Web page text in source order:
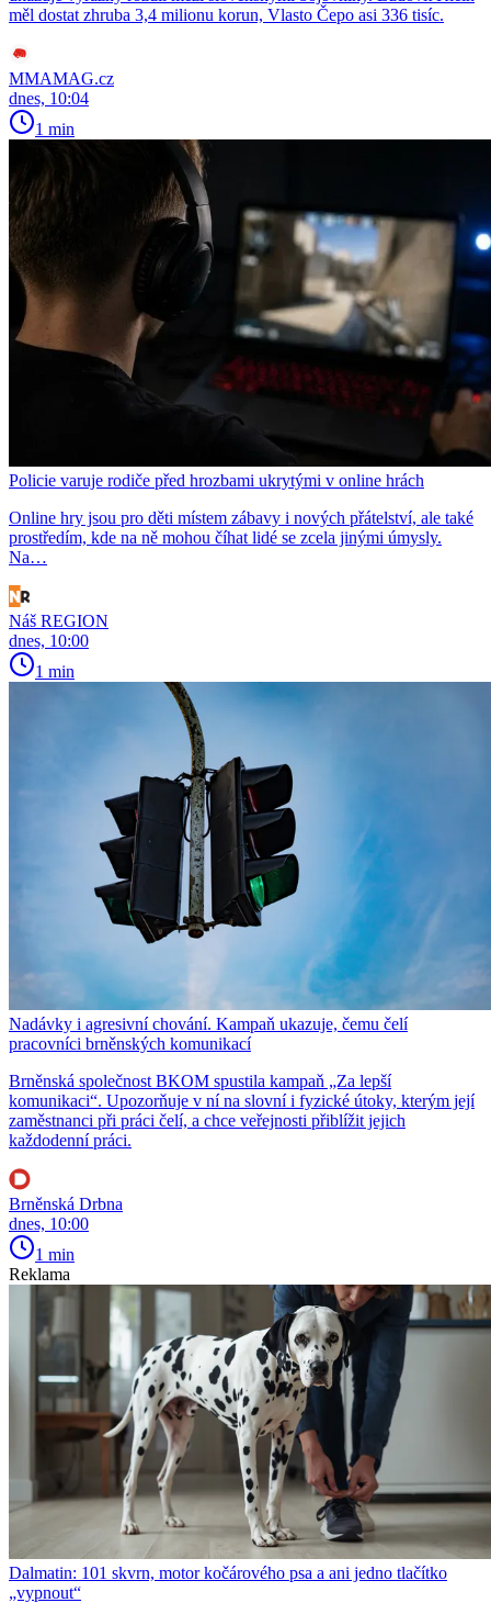
měl dostat zhruba 3,4 milionu korun, Vlasto Čepo asi 336 tisíc.
MMAMAG.cz
dnes, 10:04
1 min
Policie varuje rodiče před hrozbami ukrytými v online hrách
Online hry jsou pro děti místem zábavy i nových přátelství, ale také
prostředím, kde na ně mohou číhat lidé se zcela jinými úmysly.
Na…
Náš REGION
dnes, 10:00
1 min
Nadávky i agresivní chování. Kampaň ukazuje, čemu čelí
pracovníci brněnských komunikací
Brněnská společnost BKOM spustila kampaň „Za lepší
komunikaci“. Upozorňuje v ní na slovní i fyzické útoky, kterým její
zaměstnanci při práci čelí, a chce veřejnosti přiblížit jejich
každodenní práci.
Brněnská Drbna
dnes, 10:00
1 min
Reklama
Dalmatin: 101 skvrn, motor kočárového psa a ani jedno tlačítko
„vypnout“